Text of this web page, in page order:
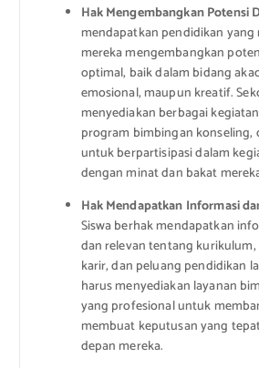
Hak Mengembangkan Potensi
mendapatkan pendidikan
mereka mengembangkan
optimal, baik dalam bidang
emosional, maupun kreatif.
menyediakan berbagai
program bimbingan konseling,
untuk berpartisipasi dalam
dengan minat dan bakat
Hak Mendapatkan Informasi
Siswa berhak mendapatkan
dan relevan tentang
karir, dan peluang pendidikan
harus menyediakan layanan
yang profesional untuk
membuat keputusan yang
depan mereka.